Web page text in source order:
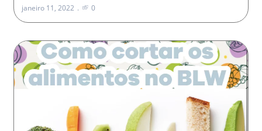
janeiro 11, 2022 0